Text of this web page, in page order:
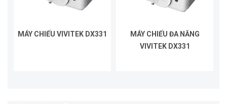
MÁY CHIẾU VIVITEK DX331
MÁY CHIẾU ĐA NĂNG
VIVITEK DX331